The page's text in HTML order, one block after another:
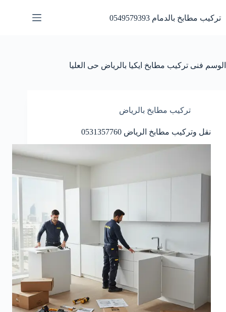
المحتوى
تركيب مطابخ بالدمام 0549579393
الوسم فنى تركيب مطابخ ايكيا بالرياض حى العليا
تركيب مطابخ بالرياض
نقل وتركيب مطابخ الرياض 0531357760